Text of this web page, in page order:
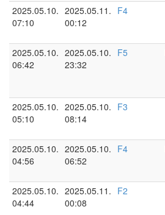
2025.05.10.
07:10
2025.05.11.
00:12
F4
2025.05.10.
06:42
2025.05.10.
23:32
F5
2025.05.10.
05:10
2025.05.10.
08:14
F3
2025.05.10.
04:56
2025.05.10.
06:52
F4
2025.05.10.
04:44
2025.05.11.
00:08
F2